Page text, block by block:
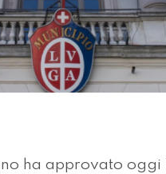
ha approvato oggi